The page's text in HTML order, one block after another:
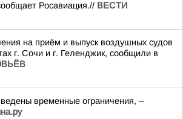
Росавиация.// ВЕСТИ
на приём и выпуск воздушных судов
г. Сочи и г. Геленджик, сообщили в
временные ограничения, –